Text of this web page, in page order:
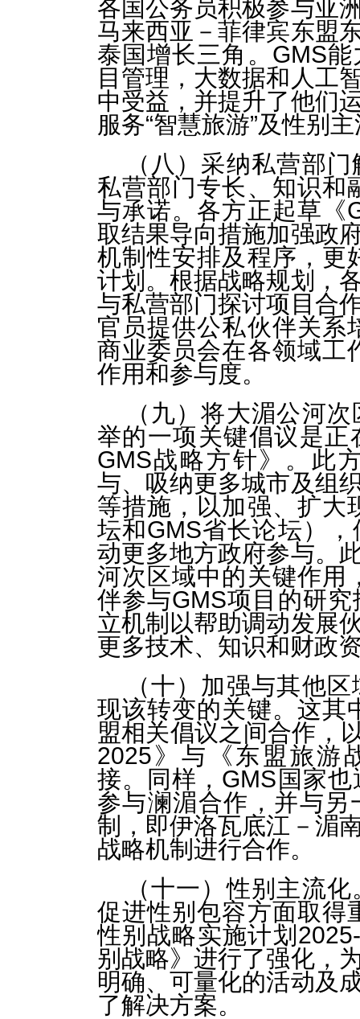
各国公务员积极参与亚
马来西亚－菲律宾东盟
泰国增长三角。GMS
目管理，大数据和人工
中受益，并提升了他们
服务“智慧旅游”及性别
（八）采纳私营部
私营部门专长、知识和
与承诺。各方正起草《
取结果导向措施加强政
机制性安排及程序，更
计划。根据战略规划，
与私营部门探讨项目合
官员提供公私伙伴关系
商业委员会在各领域工
作用和参与度。
（九）将大湄公河
举的一项关键倡议是
GMS战略方针》。此
与、吸纳更多城市及组
等措施，以加强、扩大
坛和GMS省长论坛）
动更多地方政府参与。
河次区域中的关键作用
伴参与GMS项目的研
立机制以帮助调动发展
更多技术、知识和财政
（十）加强与其他
现该转变的关键。这其
盟相关倡议之间合作，
2025》与《东盟旅游
接。同样，GMS国家
参与澜湄合作，并与
制，即伊洛瓦底江－湄
战略机制进行合作。
（十一）性别主流
促进性别包容方面取得
性别战略实施计划
别战略》进行了强化，
明确、可量化的活动及
了解决方案。